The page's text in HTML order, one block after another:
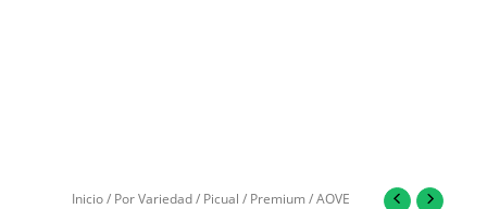
Inicio/ Por Variedad/ Picual / Premium/ AOVE